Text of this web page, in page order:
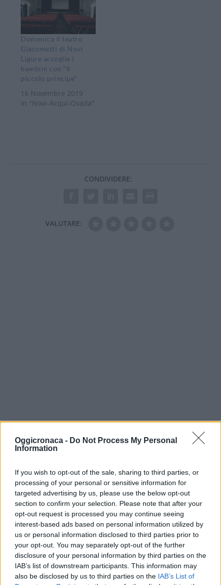
Oggicronaca - Do Not Process My Personal
Information
If you wish to opt-out of the sale, sharing to third parties, or
processing of your personal or sensitive information for
targeted advertising by us, please use the below opt-out
section to confirm your selection. Please note that after your
opt-out request is processed you may continue seeing
interest-based ads based on personal information utilized by
us or personal information disclosed to third parties prior to
your opt-out. You may separately opt-out of the further
disclosure of your personal information by third parties on the
IAB’s list of downstream participants. This information may
also be disclosed by us to third parties on the IAB’s List of
Comici, imitatori,
maghi, ventriloqui,
ballerini, cantanti,
trasformisti. Queste, e
ogni altra forma di
talento, troveranno
spazio sul palco…
Domenica il teatro
Giacometti di Novi
Ligure accoglie i
bambini con “Il
piccolo principe”
16 Novembre 2019
In "Novi-Acqui-Ovada"
CONDIVIDERE:
VALUTARE: